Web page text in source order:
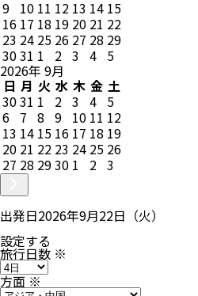
9 10 11 12 13 14 15
16 17 18 19 20 21 22
23 24 25 26 27 28 29
3031 1 2 3 4 5
2026年 9月
日 月 火 水 木 金 土
3031 1 2 3 4 5
6 7 8 9 10 11 12
13 14 15 16 17 18 19
20 21 22 23 24 25 26
27 28 2930 1 2 3
出発日2026年9月22日（火）
設定する
旅行日数 ※
方面※